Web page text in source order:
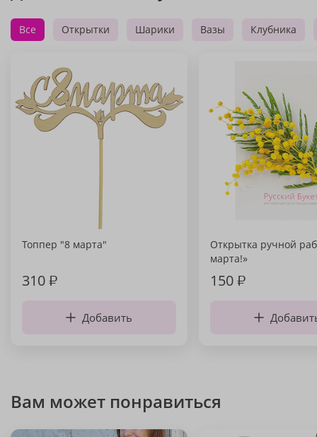
Все Открытки Шарики Вазы Клубника
Топпер "8 марта"
310₽
Добавить
Открытка ручной
марта!»
150₽
Вам может понравиться